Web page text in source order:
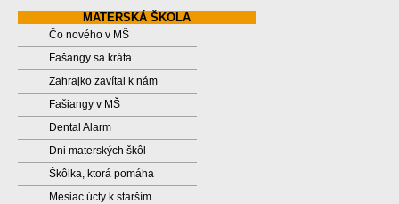
MATERSKÁ ŠKOLA
Čo nového v MŠ
Fašangy sa kráta...
Zahrajko zavítal k nám
Fašiangy v MŠ
Dental Alarm
Dni materských škôl
Škôlka, ktorá pomáha
Mesiac úcty k starším